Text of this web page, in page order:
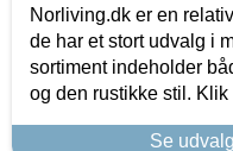
Norliving.dk er en
de har et stort udvalg i
sortiment indeholder
og den rustikke stil.
Se